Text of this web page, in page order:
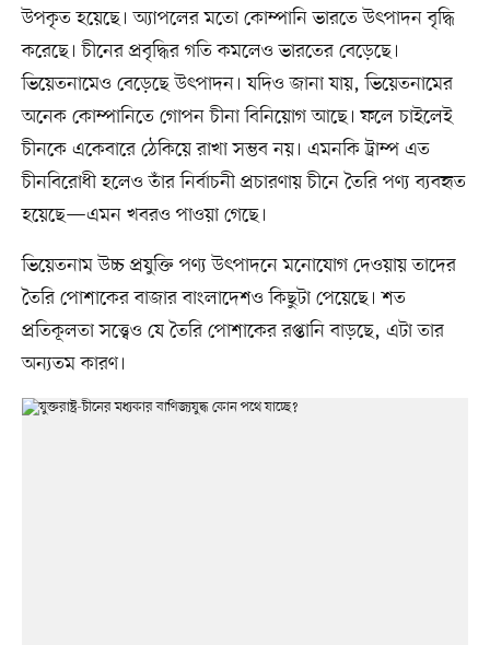
উপকৃত হয়েছে। অ্যাপলের মতো কোম্পানি ভারতে উৎপাদন বৃদ্ধি
করেছে। চীনের প্রবৃদ্ধির গতি কমলেও ভারতের বেড়েছে।
ভিয়েতনামেও বেড়েছে উৎপাদন। যদিও জানা যায়, ভিয়েতনামের
অনেক কোম্পানিতে গোপন চীনা বিনিয়োগ আছে। ফলে চাইলেই
চীনকে একেবারে ঠেকিয়ে রাখা সম্ভব নয়। এমনকি ট্রাম্প এত
চীনবিরোধী হলেও তাঁর নির্বাচনী প্রচারণায় চীনে তৈরি পণ্য ব্যবহৃত
হয়েছে—এমন খবরও পাওয়া গেছে।
ভিয়েতনাম উচ্চ প্রযুক্তি পণ্য উৎপাদনে মনোযোগ দেওয়ায় তাদের
তৈরি পোশাকের বাজার বাংলাদেশও কিছুটা পেয়েছে। শত
প্রতিকূলতা সত্ত্বেও যে তৈরি পোশাকের রপ্তানি বাড়ছে, এটা তার
অন্যতম কারণ।